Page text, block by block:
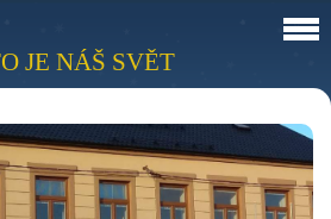
JE NÁŠ SVĚT